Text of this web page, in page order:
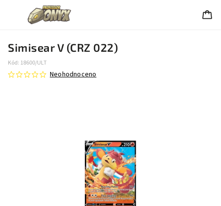
Simisear V (CRZ 022)
Kód: 18600/ULT
Neohodnoceno